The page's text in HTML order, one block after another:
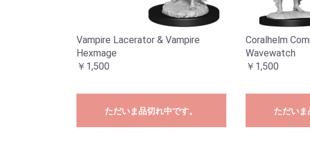
Vampire Lacerator & Vampire
Hexmage
￥1,500
ただいま品切れ中です。
Coralhelm
Wavewatch
￥1,500
ただいま